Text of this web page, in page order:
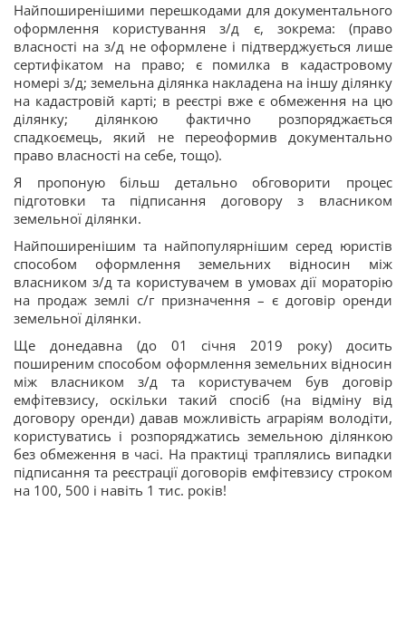
Найпоширенішими перешкодами для документального
оформлення користування з/д є, зокрема: (право
власності на з/д не оформлене і підтверджується лише
сертифікатом на право; є помилка в кадастровому
номері з/д; земельна ділянка накладена на іншу ділянку
на кадастровій карті; в реєстрі вже є обмеження на цю
ділянку; ділянкою фактично розпоряджається
спадкоємець, який не переоформив документально
право власності на себе, тощо).
Я пропоную більш детально обговорити процес
підготовки та підписання договору з власником
земельної ділянки.
Найпоширенішим та найпопулярнішим серед юристів
способом оформлення земельних відносин між
власником з/д та користувачем в умовах дії мораторію
на продаж землі с/г призначення – є договір оренди
земельної ділянки.
Ще донедавна (до 01 січня 2019 року) досить
поширеним способом оформлення земельних відносин
між власником з/д та користувачем був договір
емфітевзису, оскільки такий спосіб (на відміну від
договору оренди) давав можливість аграріям володіти,
користуватись і розпоряджатись земельною ділянкою
без обмеження в часі. На практиці траплялись випадки
підписання та реєстрації договорів емфітевзису строком
на 100, 500 і навіть 1 тис. років!